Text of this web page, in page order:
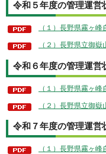
令和５年度の管理運営
（１）長野県霧ヶ
（２）長野県立御
令和６年度の管理運営
（１）長野県霧ヶ
（２）長野県立御
令和７年度の管理運営
（１）長野県霧ヶ